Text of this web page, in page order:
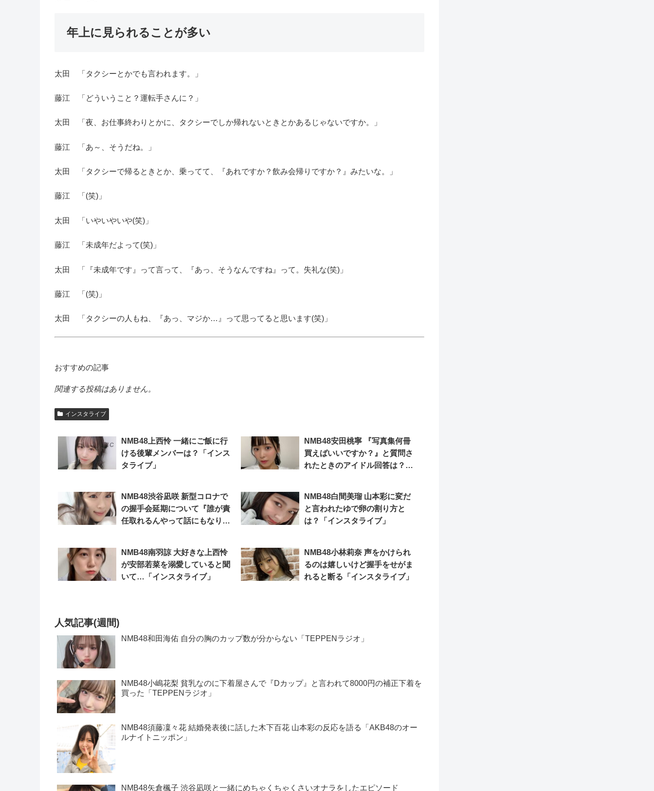
年上に見られることが多い
太田 「タクシーとかでも言われます。」
藤江 「どういうこと？運転手さんに？」
太田 「夜、お仕事終わりとかに、タクシーでしか帰れないときとかあるじゃないですか。」
藤江 「あ～、そうだね。」
太田 「タクシーで帰るときとか、乗ってて、『あれですか？飲み会帰りですか？』みたいな。」
藤江 「(笑)」
太田 「いやいやいや(笑)」
藤江 「未成年だよって(笑)」
太田 「『未成年です』って言って、『あっ、そうなんですね』って。失礼な(笑)」
藤江 「(笑)」
太田 「タクシーの人もね、『あっ、マジか…』って思ってると思います(笑)」
おすすめの記事
関連する投稿はありません。
インスタライブ
NMB48上西怜 一緒にご飯に行
ける後輩メンバーは？「インス
タライブ」
NMB48安田桃寧 『写真集何冊
買えばいいですか？』と質問さ
れたときのアイドル回答は？
NMB48渋谷凪咲 新型コロナで
の握手会延期について『誰が責
任取れるんやって話にもなりま
NMB48白間美瑠 山本彩に変だ
と言われたゆで卵の割り方と
は？「インスタライブ」
NMB48南羽諒 大好きな上西怜
が安部若菜を溺愛していると聞
いて…「インスタライブ」
NMB48小林莉奈 声をかけられ
るのは嬉しいけど握手をせがま
れると断る「インスタライブ」
人気記事(週間)
NMB48和田海佑 自分の胸のカップ数が分からない「TEPPENラジオ」
NMB48小嶋花梨 貧乳なのに下着屋さんで『Dカップ』と言われて8000円の補正下着を
買った「TEPPENラジオ」
NMB48須藤凜々花 結婚発表後に話した木下百花 山本彩の反応を語る「AKB48のオー
ルナイトニッポン」
NMB48矢倉楓子 渋谷凪咲と一緒にめちゃくちゃくさいオナラをしたエピソード